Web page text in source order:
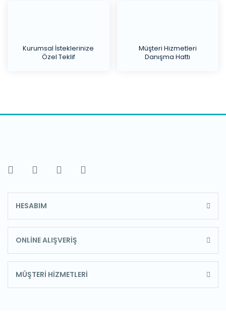
Kurumsal İsteklerinize
Özel Teklif
Müşteri Hizmetleri
Danışma Hattı
HESABIM
ONLİNE ALIŞVERİŞ
MÜŞTERİ HİZMETLERİ